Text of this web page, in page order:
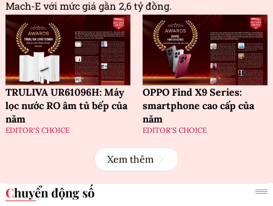
Mach-E với mức giá gần 2,6 tỷ đồng.
TRULIVA UR61096H: Máy
lọc nước RO âm tủ bếp của
năm
EDITOR'S CHOICE
OPPO Find X9 Series:
smartphone cao cấp của
năm
EDITOR'S CHOICE
Xem thêm
Chuyển động số